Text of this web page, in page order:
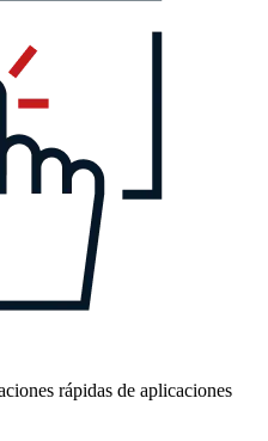
rápidas de aplicaciones